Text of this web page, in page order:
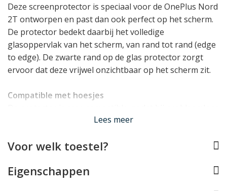
Deze screenprotector is speciaal voor de OnePlus Nord
2T ontworpen en past dan ook perfect op het scherm.
De protector bedekt daarbij het volledige
glasoppervlak van het scherm, van rand tot rand (edge
to edge). De zwarte rand op de glas protector zorgt
ervoor dat deze vrijwel onzichtbaar op het scherm zit.
Compatible met hoesjes
in combinatie met een OnePlus Nord 2T hoesje
De OnePlus Nord 2T screenprotector is gemaakt van
Lees meer
Voor welk toestel?
Eigenschappen